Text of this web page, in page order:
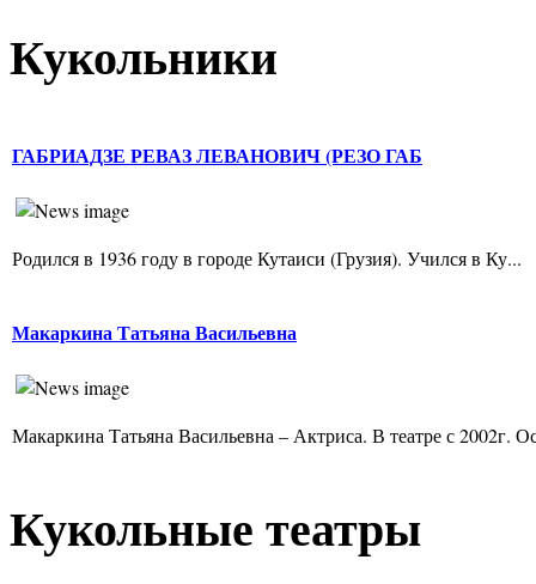
Кукольники
ГАБРИАДЗЕ РЕВАЗ ЛЕВАНОВИЧ (РЕЗО ГАБ
Родился в 1936 году в городе Кутаиси (Грузия). Учился в Ку...
Макаркина Татьяна Васильевна
Макаркина Татьяна Васильевна – Актриса. В театре с 2002г.
Кукольные театры